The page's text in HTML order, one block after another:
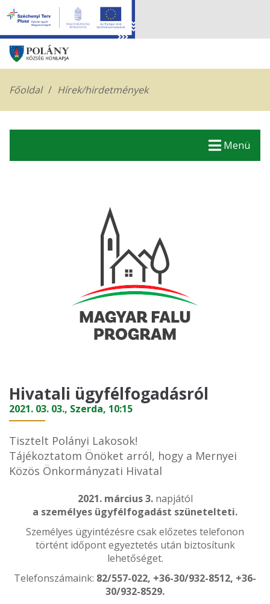
Főoldal Hírek/hirdetmények
Menü
Hivatali ügyfélfogadásról
2021. 03. 03., Szerda, 10:15
Tisztelt Polányi Lakosok!
Tájékoztatom Önöket arról, hogy a Mernyei
Közös Önkormányzati Hivatal
2021. március 3.napjától
a személyes ügyfélfogadást szünetelteti.
Személyes ügyintézésre csak előzetes telefonon
történt időpont egyeztetés után biztosítunk
lehetőséget.
Telefonszámaink: 82/557-022, +36-30/932-8512, +36-
30/932-8529.